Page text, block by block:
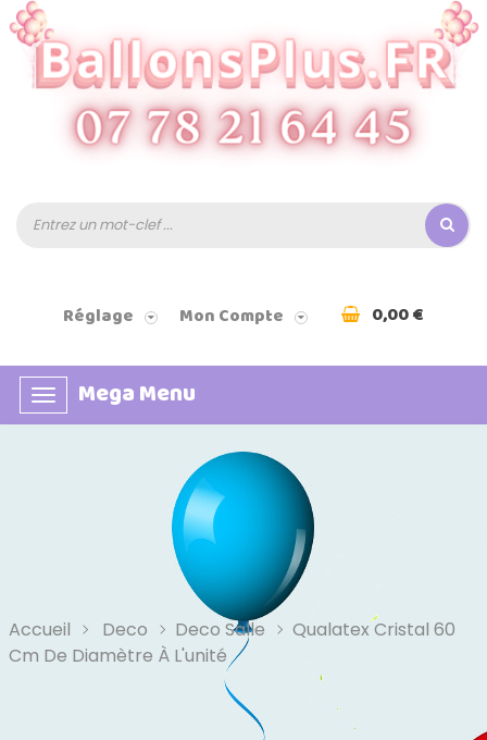
Réglage Mon Compte 0,00 €
Basculer
la
Mega Menu
Accueil Deco Deco Salle
Qualatex Cristal 60
Cm De Diamètre À L'unité